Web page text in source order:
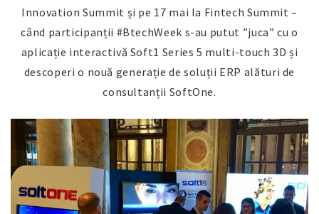
Innovation Summit și pe 17 mai la Fintech Summit –
când participanții #BtechWeek s-au putut ”juca” cu o
aplicație interactivă Soft1 Series 5 multi-touch 3D și
descoperi o nouă generație de soluții ERP alături de
consultanții SoftOne.